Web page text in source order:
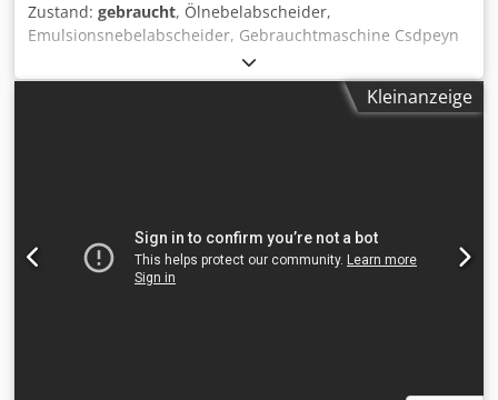
Zustand: gebraucht, Ölnebelabscheider,
Emulsionsnebelabscheider, Gebrauchtmaschine Csdpeyn
Rmijfx Ac Eerf Hersteller: IFS Industriefilter Service GmbH
Typ: IFM 2000 Gesamtabmessungen: Breite: 1170 mm
Tiefe: 700 mm Höhe: 1100 mm Gewicht: 136,5 kg Baujahr:
Kleinanzeige